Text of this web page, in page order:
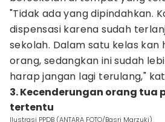
"Tidak ada yang dipindahkan.
dispensasi karena sudah
sekolah. Dalam satu kelas kan
orang, sedangkan ini sudah
harap jangan lagi terulang,"
3. Kecenderungan orang tua
tertentu
Ilustrasi PPDB (ANTARA FOTO/Basri Marzuki)